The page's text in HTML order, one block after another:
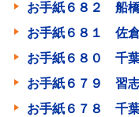
お手紙６８２ 船
お手紙６８１ 佐
お手紙６８０ 千
お手紙６７９ 習
お手紙６７８ 千